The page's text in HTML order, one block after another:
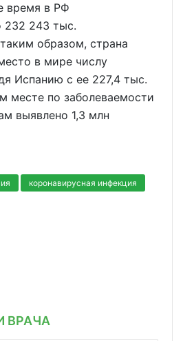
время в РФ
232 243 тыс.
образом, страна
в мире числу
Испанию с ее 227,4 тыс.
месте по заболеваемости
выявлено 1,3 млн
коронавирусная инфекция
ВРАЧА